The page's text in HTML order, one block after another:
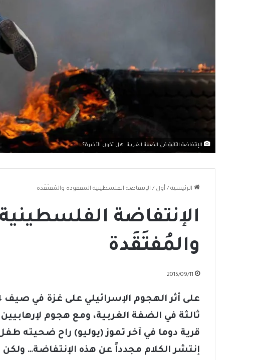
الإنتفاضة الثانية في الضفة الغربية: هل تكون الأخيرة؟
الرئيسية / أول / الإنتفاضة الفلسطينية المفقودة والمُفتَقَدة
الإنتفاضة
والمُفتَقَدة
2015/09/11
ثالثة في الضفة الغربية، ومع هجوم
إنتشر الكلام مجدداً عن هذه الإنتفاضة…